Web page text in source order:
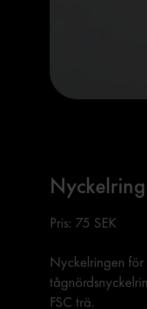
Pris: 75 SEK
Nyckelringen för
FSC trä.